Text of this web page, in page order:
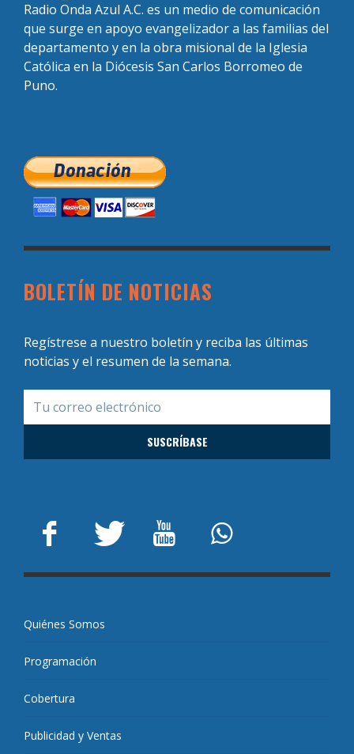
Radio Onda Azul A.C. es un medio de comunicación
que surge en apoyo evangelizador a las familias del
departamento y en la obra misional de la Iglesia
Católica en la Diócesis San Carlos Borromeo de
Puno.
BOLETÍN DE NOTICIAS
Regístrese a nuestro boletín y reciba las últimas
noticias y el resumen de la semana.
Quiénes Somos
Programación
Cobertura
Publicidad y Ventas